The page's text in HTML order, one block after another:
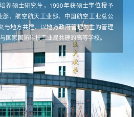
养硕士研究生，1990年获硕士学位授予
部、航空航天工业部、中国航空工业总公
与地方共建、以地方政府管理为主的管理
国家国防科技工业局共建的高等学校。